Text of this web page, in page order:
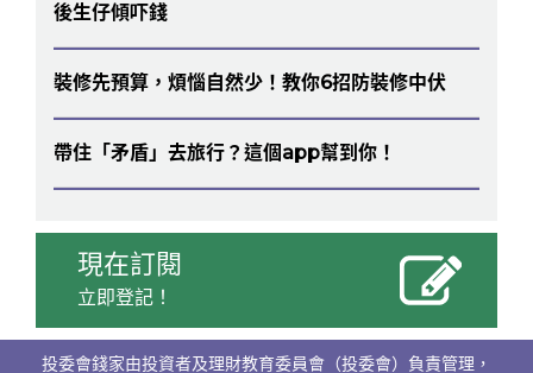
後生仔傾吓錢
裝修先預算，煩惱自然少！教你6招防裝修中伏
帶住「矛盾」去旅行？這個app幫到你！
現在訂閱
立即登記！
投委會錢家由投資者及理財教育委員會（投委會）負責管理，